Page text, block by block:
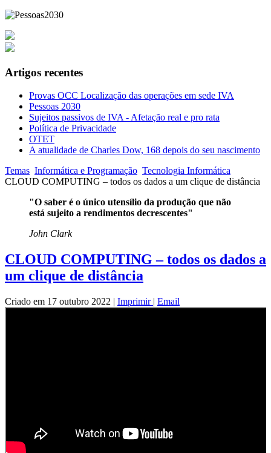
Artigos recentes
Provas OCC Localização das operações em sede IVA
Pessoas 2030
Sujeitos passivos de IVA - Afetação real e pro rata
Política de Privacidade
OTET
A atualidade de Charles Dow, 168 depois do seu nascimento
Temas Informática e Programação Tecnologia Informática
CLOUD COMPUTING – todos os dados a um clique de distância
"O saber é o único utensílio da produção que não
está sujeito a rendimentos decrescentes"
John Clark
CLOUD COMPUTING – todos os dados a
um clique de distância
Criado em 17 outubro 2022 | Imprimir | Email